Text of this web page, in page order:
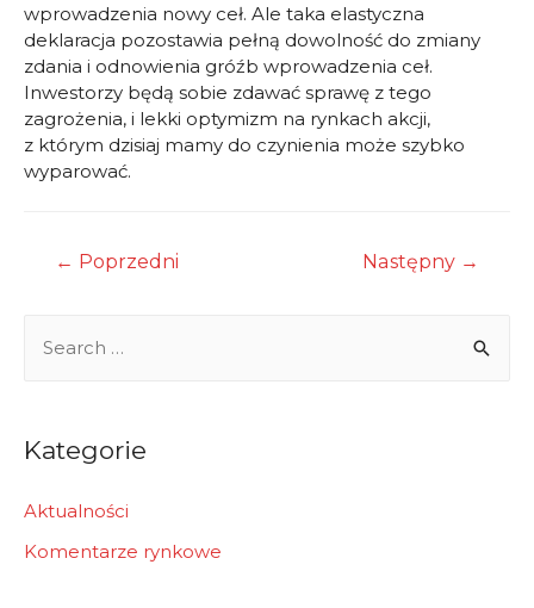
wprowadzenia nowy ceł. Ale taka elastyczna
deklaracja pozostawia pełną dowolność do zmiany
zdania i odnowienia gróźb wprowadzenia ceł.
Inwestorzy będą sobie zdawać sprawę z tego
zagrożenia, i lekki optymizm na rynkach akcji,
z którym dzisiaj mamy do czynienia może szybko
wyparować.
Nawigacja
← Poprzedni Następny →
r
h
f
Kategorie
Aktualności
Komentarze rynkowe